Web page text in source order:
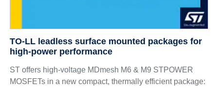
TO-LL leadless surface mounted packages for
high-power performance
ST offers high-voltage MDmesh M6 & M9 STPOWER
MOSFETs in a new compact, thermally efficient package: